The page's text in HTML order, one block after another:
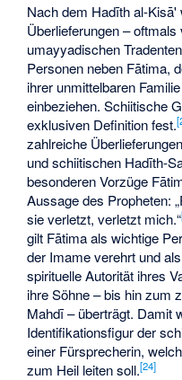
Nach dem Hadīth al-
Überlieferungen –
umayyadischen
Personen neben Fātima,
ihrer unmittelbaren
einbeziehen. Schiitische
exklusiven Definition fest.[
zahlreiche
und schiitischen Hadīth-
besonderen Vorzüge
Aussage des Propheten:
sie verletzt, verletzt mich.“
gilt Fātima als wichtige
der Imame verehrt und
spirituelle Autorität ihres
ihre Söhne – bis hin zum
Mahdī – überträgt. Damit
Identifikationsfigur der
einer Fürsprecherin,
zum Heil leiten soll.[24]